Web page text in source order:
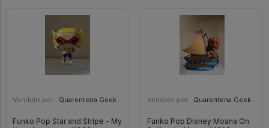
Vendido por: Quarentena Geek Store - SP
Funko Pop Star and Stripe - My
Vendido por: Quarentena Geek Store - SP
Funko Pop Disney Moana On